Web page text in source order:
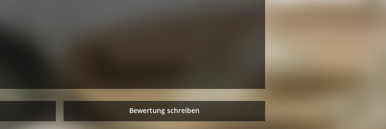
Bewertung schreiben